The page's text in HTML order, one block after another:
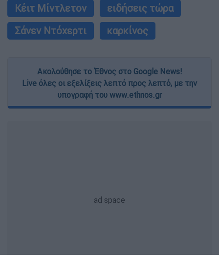
Κέιτ Μίντλετον
ειδήσεις τώρα
Σάνεν Ντόχερτι
καρκίνος
Ακολούθησε το Έθνος στο Google News!
Live όλες οι εξελίξεις λεπτό προς λεπτό, με την
υπογραφή του www.ethnos.gr